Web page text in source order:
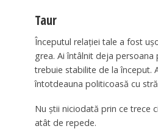
Taur
Începutul relației tale a fost
grea. Ai întâlnit deja
trebuie stabilite de la început.
întotdeauna politicoasă cu
Nu știi niciodată prin ce trece
atât de repede.